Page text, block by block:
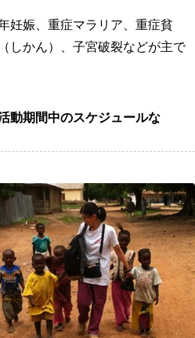
妊娠、重症マラリア、重症貧
しかん）、子宮破裂などが主で
動期間中のスケジュールな